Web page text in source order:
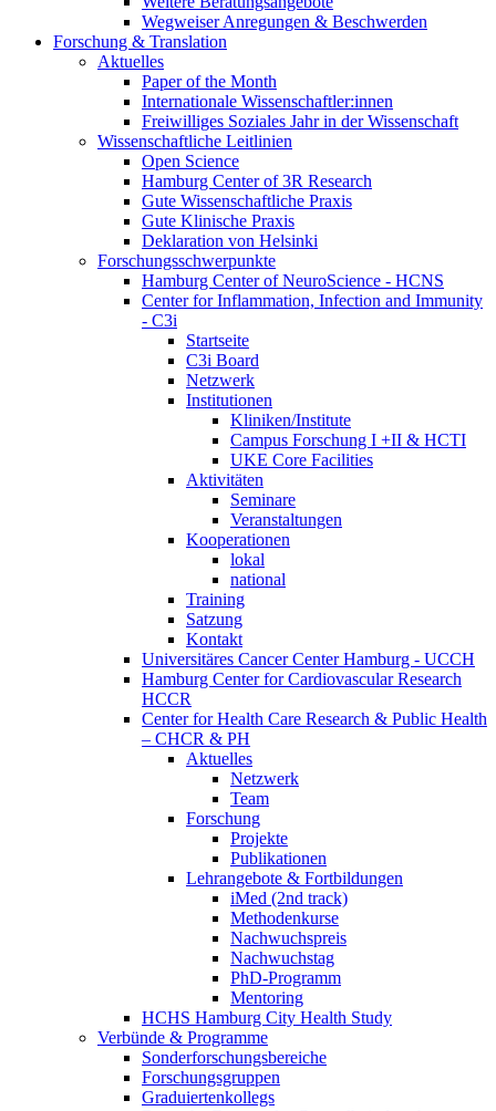
Wegweiser Anregungen & Beschwerden
Forschung & Translation
Aktuelles
Paper of the Month
Internationale Wissenschaftler:innen
Freiwilliges Soziales Jahr in der Wissenschaft
Wissenschaftliche Leitlinien
Open Science
Hamburg Center of 3R Research
Gute Wissenschaftliche Praxis
Gute Klinische Praxis
Deklaration von Helsinki
Forschungsschwerpunkte
Hamburg Center of NeuroScience - HCNS
Center for Inflammation, Infection and Immunity
- C3i
Startseite
C3i Board
Netzwerk
Institutionen
Kliniken/Institute
Campus Forschung I +II & HCTI
UKE Core Facilities
Aktivitäten
Seminare
Veranstaltungen
Kooperationen
lokal
national
Training
Satzung
Kontakt
Universitäres Cancer Center Hamburg - UCCH
Hamburg Center for Cardiovascular Research
HCCR
Center for Health Care Research & Public Health
– CHCR & PH
Aktuelles
Netzwerk
Team
Forschung
Projekte
Publikationen
Lehrangebote & Fortbildungen
iMed (2nd track)
Methodenkurse
Nachwuchspreis
Nachwuchstag
PhD-Programm
Mentoring
HCHS Hamburg City Health Study
Verbünde & Programme
Sonderforschungsbereiche
Forschungsgruppen
Graduiertenkollegs